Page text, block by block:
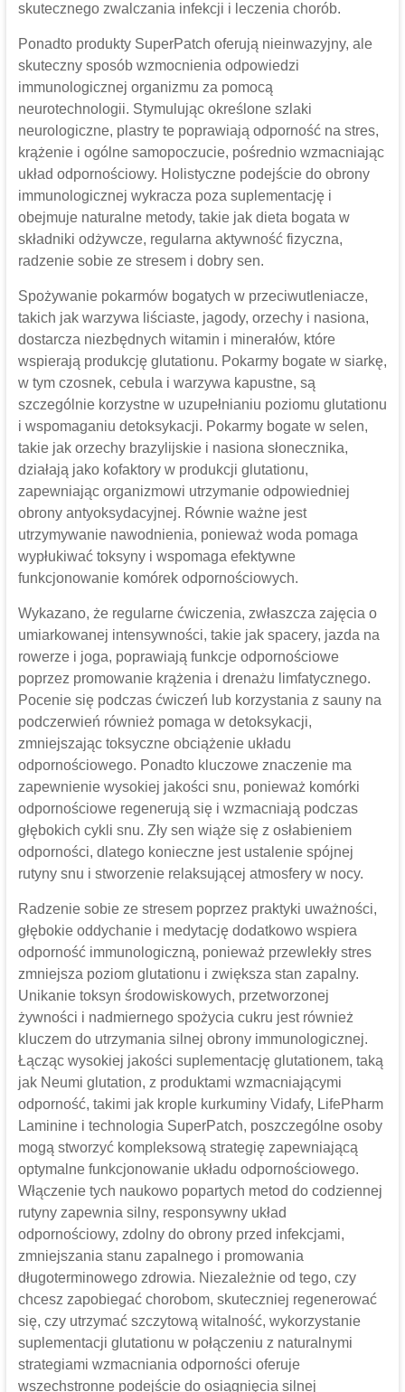
skutecznego zwalczania infekcji i leczenia chorób.
Ponadto produkty SuperPatch oferują nieinwazyjny, ale
skuteczny sposób wzmocnienia odpowiedzi
immunologicznej organizmu za pomocą
neurotechnologii. Stymulując określone szlaki
neurologiczne, plastry te poprawiają odporność na stres,
krążenie i ogólne samopoczucie, pośrednio wzmacniając
układ odpornościowy. Holistyczne podejście do obrony
immunologicznej wykracza poza suplementację i
obejmuje naturalne metody, takie jak dieta bogata w
składniki odżywcze, regularna aktywność fizyczna,
radzenie sobie ze stresem i dobry sen.
Spożywanie pokarmów bogatych w przeciwutleniacze,
takich jak warzywa liściaste, jagody, orzechy i nasiona,
dostarcza niezbędnych witamin i minerałów, które
wspierają produkcję glutationu. Pokarmy bogate w siarkę,
w tym czosnek, cebula i warzywa kapustne, są
szczególnie korzystne w uzupełnianiu poziomu glutationu
i wspomaganiu detoksykacji. Pokarmy bogate w selen,
takie jak orzechy brazylijskie i nasiona słonecznika,
działają jako kofaktory w produkcji glutationu,
zapewniając organizmowi utrzymanie odpowiedniej
obrony antyoksydacyjnej. Równie ważne jest
utrzymywanie nawodnienia, ponieważ woda pomaga
wypłukiwać toksyny i wspomaga efektywne
funkcjonowanie komórek odpornościowych.
Wykazano, że regularne ćwiczenia, zwłaszcza zajęcia o
umiarkowanej intensywności, takie jak spacery, jazda na
rowerze i joga, poprawiają funkcje odpornościowe
poprzez promowanie krążenia i drenażu limfatycznego.
Pocenie się podczas ćwiczeń lub korzystania z sauny na
podczerwień również pomaga w detoksykacji,
zmniejszając toksyczne obciążenie układu
odpornościowego. Ponadto kluczowe znaczenie ma
zapewnienie wysokiej jakości snu, ponieważ komórki
odpornościowe regenerują się i wzmacniają podczas
głębokich cykli snu. Zły sen wiąże się z osłabieniem
odporności, dlatego konieczne jest ustalenie spójnej
rutyny snu i stworzenie relaksującej atmosfery w nocy.
Radzenie sobie ze stresem poprzez praktyki uważności,
głębokie oddychanie i medytację dodatkowo wspiera
odporność immunologiczną, ponieważ przewlekły stres
zmniejsza poziom glutationu i zwiększa stan zapalny.
Unikanie toksyn środowiskowych, przetworzonej
żywności i nadmiernego spożycia cukru jest również
kluczem do utrzymania silnej obrony immunologicznej.
Łącząc wysokiej jakości suplementację glutationem, taką
jak Neumi glutation, z produktami wzmacniającymi
odporność, takimi jak krople kurkuminy Vidafy, LifePharm
Laminine i technologia SuperPatch, poszczególne osoby
mogą stworzyć kompleksową strategię zapewniającą
optymalne funkcjonowanie układu odpornościowego.
Włączenie tych naukowo popartych metod do codziennej
rutyny zapewnia silny, responsywny układ
odpornościowy, zdolny do obrony przed infekcjami,
zmniejszania stanu zapalnego i promowania
długoterminowego zdrowia. Niezależnie od tego, czy
chcesz zapobiegać chorobom, skuteczniej regenerować
się, czy utrzymać szczytową witalność, wykorzystanie
suplementacji glutationu w połączeniu z naturalnymi
strategiami wzmacniania odporności oferuje
wszechstronne podejście do osiągnięcia silnej